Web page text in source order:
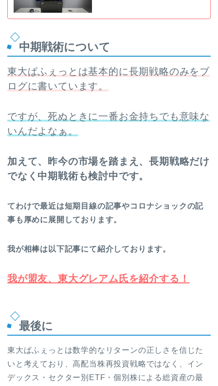
中期戦術について
東大ぱふぇっとは基本的に長期戦略のみをブ
ログに書いています。
ですが、死ぬときに一番お金持ちでも意味な
いんだよなぁ。
加えて、昨今の市場を踏まえ、長期戦略だけ
でなく中期戦術も検討中です。
てわけで最近は短期目線の記事やコロナショックの記
事も厚めに展開しております。
我が相棒は以下記事にて紹介しております。
我が盟友、東大グレアム氏を紹介する！
最後に
東大ぱふぇっとは数学的なリターンの正しさを信じた
いと考えており、高配当株再投資戦略ではなく、イン
デックス・セクター別ETF・個別株による総資産の最